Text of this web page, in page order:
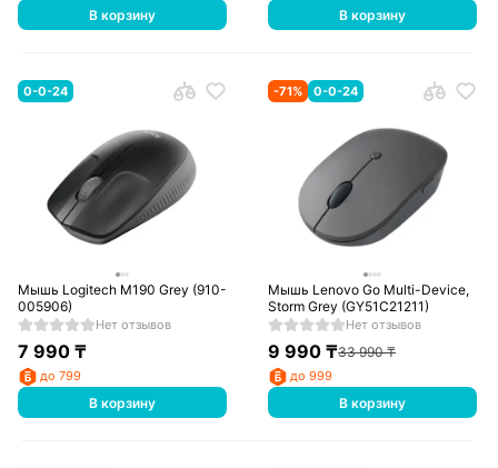
В корзину В корзину
0-0-24
Мышь Logitech M190 Grey (910-
005906)
Нет отзывов
7 990₸
до 799
В корзину
-71% 0-0-24
Мышь Lenovo Go Multi-Device,
Storm Grey (GY51C21211)
Нет отзывов
9 990 ₸33 990₸
до 999
В корзину